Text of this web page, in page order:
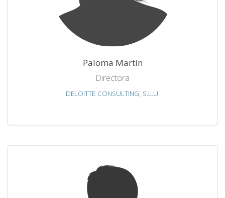
Paloma Martín
Directora
DELOITTE CONSULTING, S.L.U.